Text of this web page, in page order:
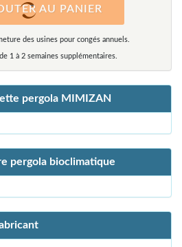
AU PANIER
des usines pour congés annuels.
1 à 2 semaines supplémentaires.
pergola MIMIZAN
pergola bioclimatique